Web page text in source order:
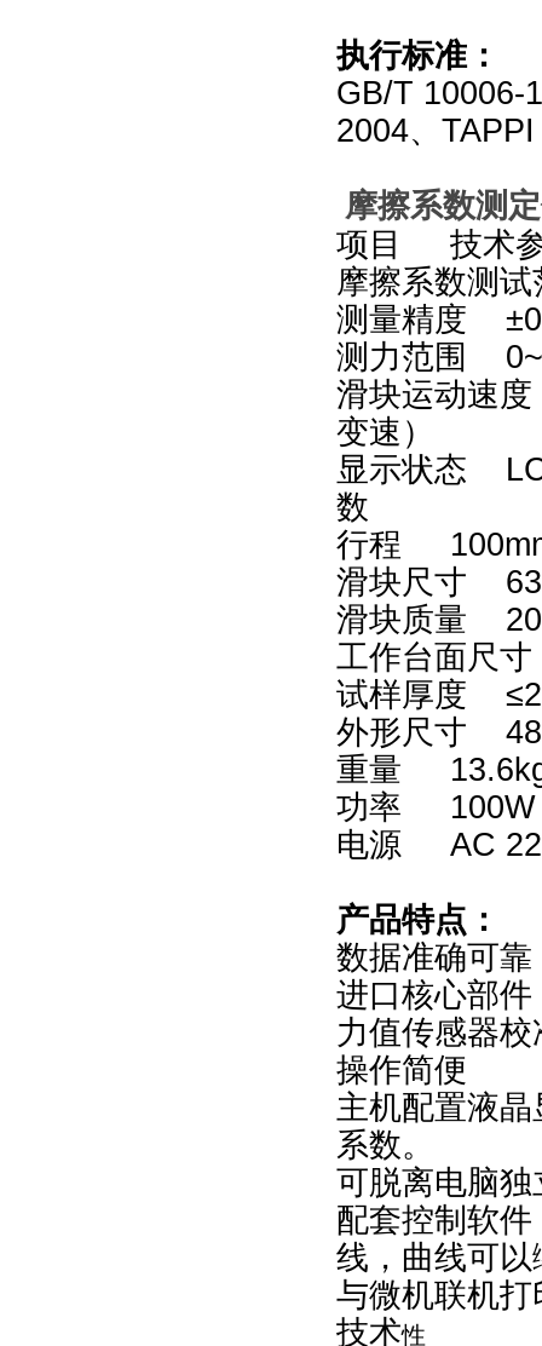
执行标准：
GB/T 10006-
2004、
摩擦系数测
项目 技术
摩擦系数测
测量精度
测力范围
滑块运动速
变速）
显示状态
数
行程
滑块尺寸
滑块质量
工作台面尺
试样厚度
外形尺寸
重量
功率
电源 AC
产品特点：
数据准确可靠
进口核心部件
力值传感器
操作简便
主机配置液
系数。
可脱离电脑
配套控制软
线，曲线可以
与微机联机
技术性